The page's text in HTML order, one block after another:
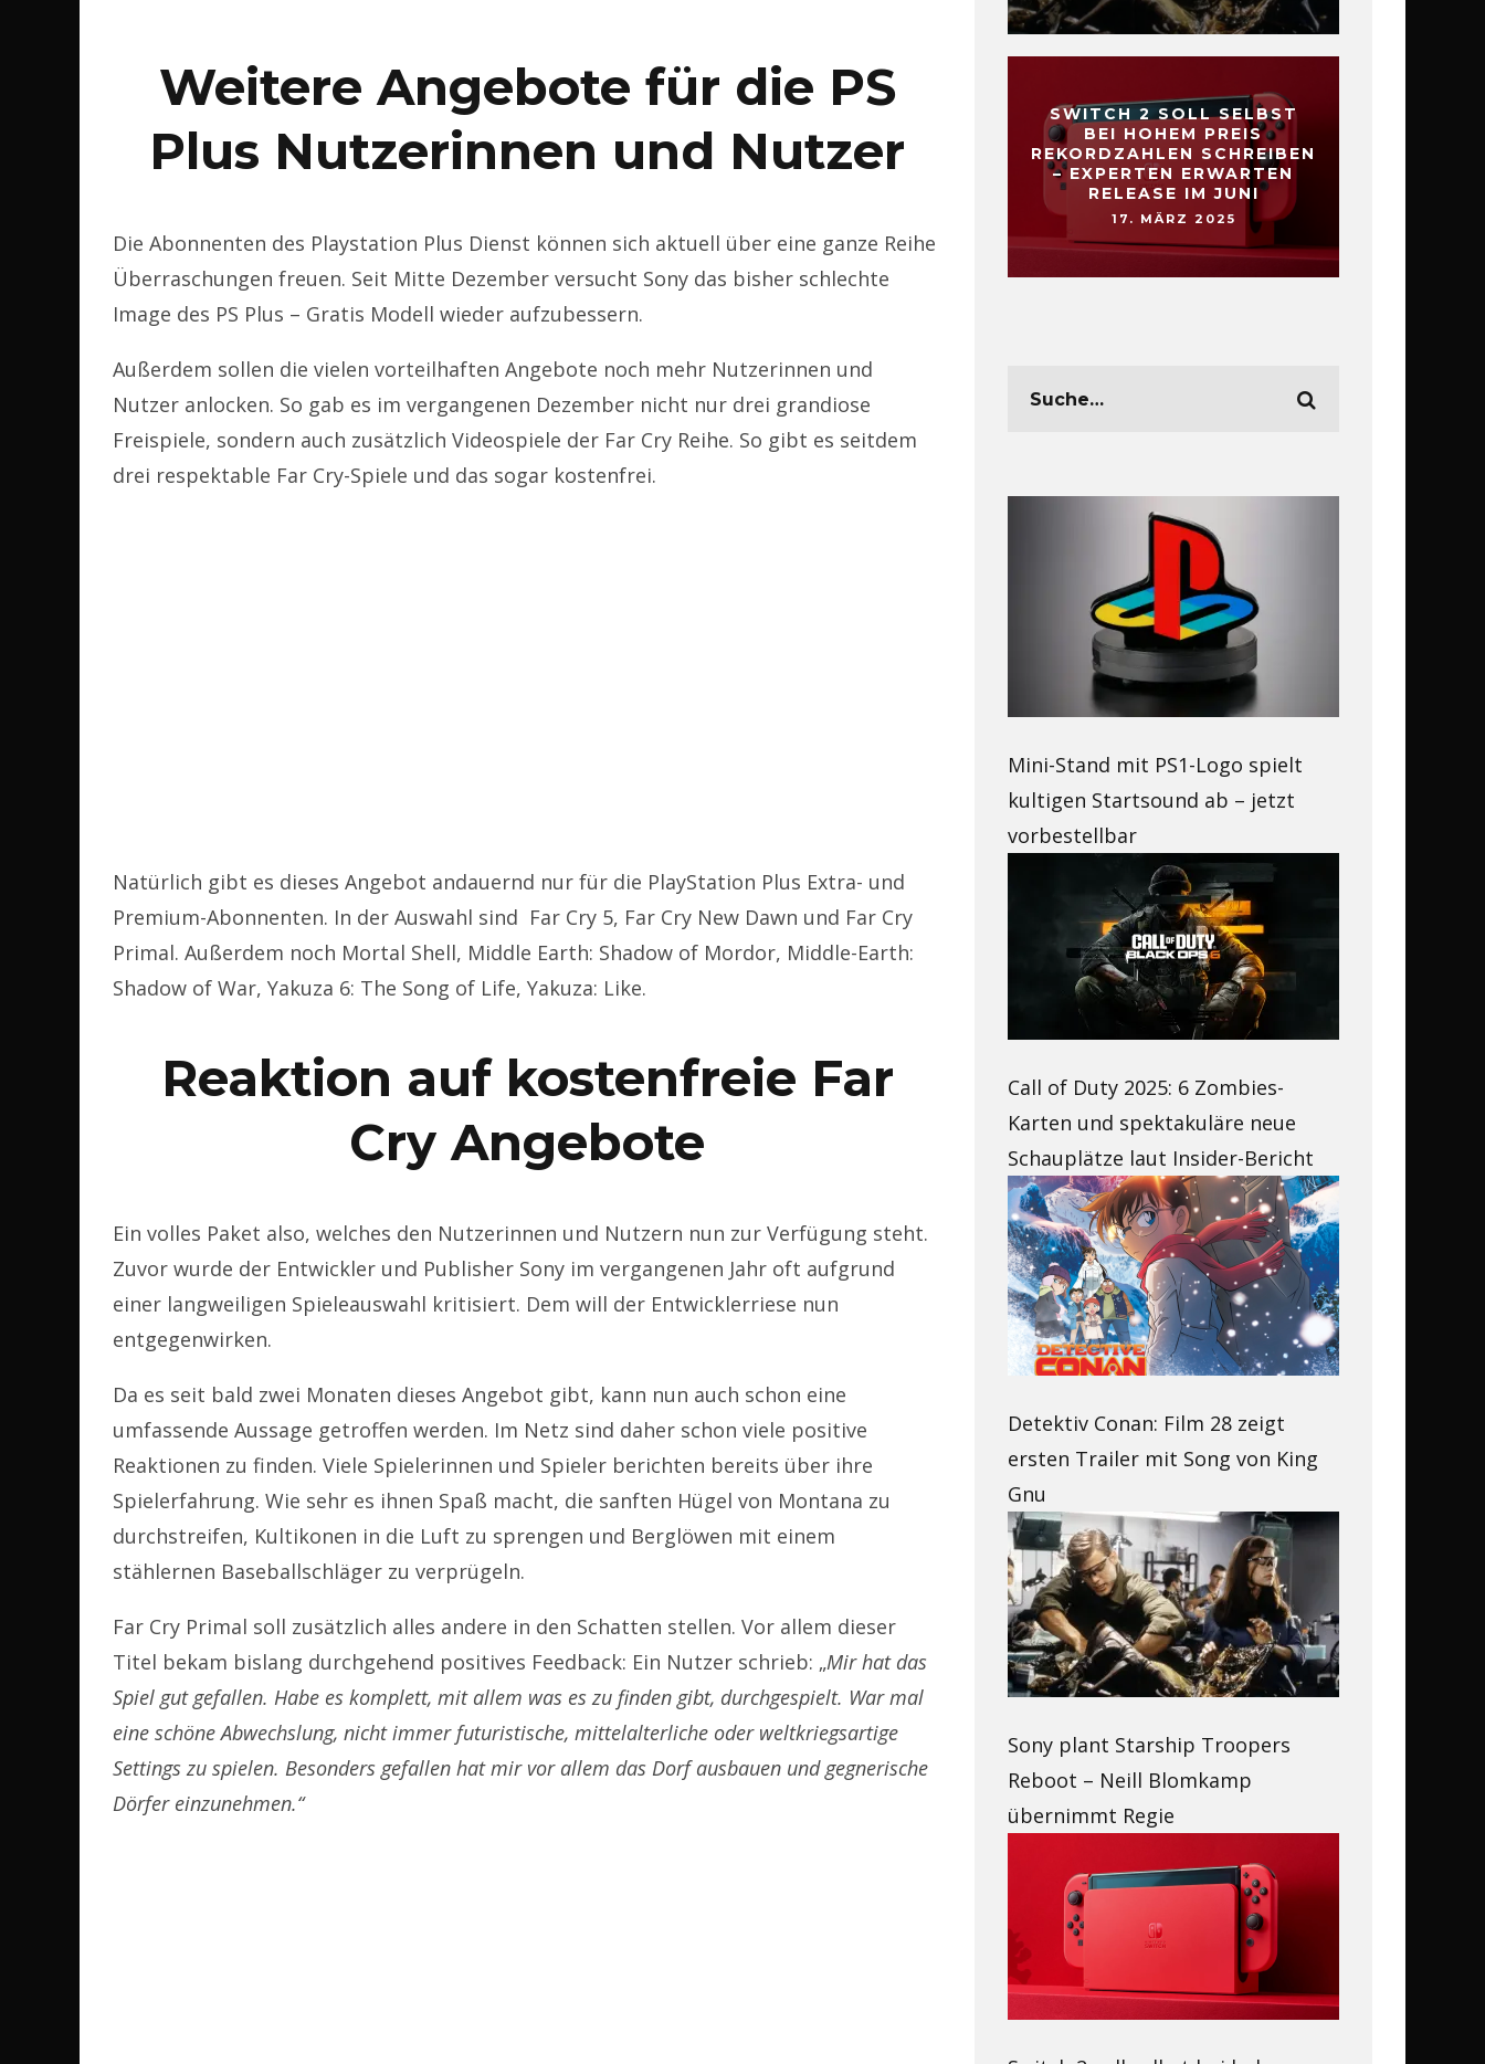
Weitere Angebote für die PS
Plus Nutzerinnen und Nutzer
Die Abonnenten des Playstation Plus Dienst können sich aktuell über eine ganze Reihe
Überraschungen freuen. Seit Mitte Dezember versucht Sony das bisher schlechte
Image des PS Plus – Gratis Modell wieder aufzubessern.
Außerdem sollen die vielen vorteilhaften Angebote noch mehr Nutzerinnen und
Nutzer anlocken. So gab es im vergangenen Dezember nicht nur drei grandiose
Freispiele, sondern auch zusätzlich Videospiele der Far Cry Reihe. So gibt es seitdem
drei respektable Far Cry-Spiele und das sogar kostenfrei.
Natürlich gibt es dieses Angebot andauernd nur für die PlayStation Plus Extra- und
Premium-Abonnenten. In der Auswahl sind Far Cry 5, Far Cry New Dawn und Far Cry
Primal. Außerdem noch Mortal Shell, Middle Earth: Shadow of Mordor, Middle-Earth:
Shadow of War, Yakuza 6: The Song of Life, Yakuza: Like.
Reaktion auf kostenfreie Far
Cry Angebote
Ein volles Paket also, welches den Nutzerinnen und Nutzern nun zur Verfügung steht.
Zuvor wurde der Entwickler und Publisher Sony im vergangenen Jahr oft aufgrund
einer langweiligen Spieleauswahl kritisiert. Dem will der Entwicklerriese nun
entgegenwirken.
Da es seit bald zwei Monaten dieses Angebot gibt, kann nun auch schon eine
umfassende Aussage getroffen werden. Im Netz sind daher schon viele positive
Reaktionen zu finden. Viele Spielerinnen und Spieler berichten bereits über ihre
Spielerfahrung. Wie sehr es ihnen Spaß macht, die sanften Hügel von Montana zu
durchstreifen, Kultikonen in die Luft zu sprengen und Berglöwen mit einem
stählernen Baseballschläger zu verprügeln.
Far Cry Primal soll zusätzlich alles andere in den Schatten stellen. Vor allem dieser
Titel bekam bislang durchgehend positives Feedback: Ein Nutzer schrieb: „Mir hat das
Spiel gut gefallen. Habe es komplett, mit allem was es zu finden gibt, durchgespielt. War mal
eine schöne Abwechslung, nicht immer futuristische, mittelalterliche oder weltkriegsartige
Settings zu spielen. Besonders gefallen hat mir vor allem das Dorf ausbauen und gegnerische
Dörfer einzunehmen.“
SWITCH 2 SOLL SELBST
BEI HOHEM PREIS
REKORDZAHLEN SCHREIBEN
– EXPERTEN ERWARTEN
RELEASE IM JUNI
17. MÄRZ 2025
Mini-Stand mit PS1-Logo spielt
kultigen Startsound ab – jetzt
vorbestellbar
Call of Duty 2025: 6 Zombies-
Karten und spektakuläre neue
Schauplätze laut Insider-Bericht
Detektiv Conan: Film 28 zeigt
ersten Trailer mit Song von King
Gnu
Sony plant Starship Troopers
Reboot – Neill Blomkamp
übernimmt Regie